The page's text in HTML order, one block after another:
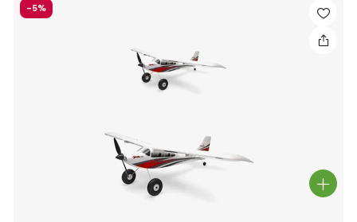
-5%